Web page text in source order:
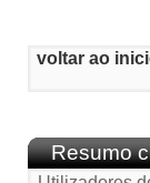
voltar ao
Resumo